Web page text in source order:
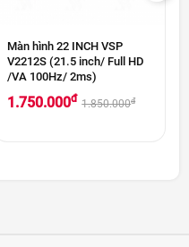
Màn hình 22 INCH VSP
V2212S (21.5 inch/ Full HD
/VA 100Hz/ 2ms)
1.750.000đ 1.850.000đ